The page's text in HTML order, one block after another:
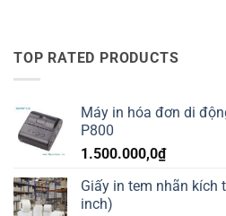
TOP RATED PRODUCTS
Máy in hóa đơn di
P800
1.500.000,0₫
Giấy in tem nhãn kích
inch)